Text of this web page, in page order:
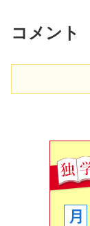
コメント